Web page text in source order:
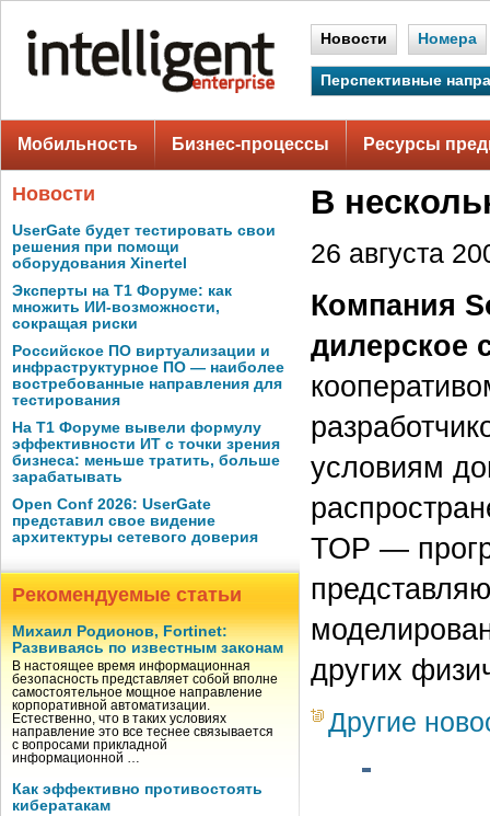
Новости Номера
Перспективные
Мобильность Бизнес-процессы Ресурсы
Новости
UserGate будет тестировать свои
решения при помощи
оборудования Xinertel
Эксперты на Т1 Форуме: как
множить ИИ-возможности,
сокращая риски
Российское ПО виртуализации и
инфраструктурное ПО — наиболее
востребованные направления для
тестирования
На Т1 Форуме вывели формулу
эффективности ИТ с точки зрения
бизнеса: меньше тратить, больше
зарабатывать
Open Conf 2026: UserGate
представил свое видение
архитектуры сетевого доверия
Рекомендуемые статьи
Михаил Родионов, Fortinet:
Развиваясь по известным законам
В настоящее время информационная
безопасность представляет собой вполне
самостоятельное мощное направление
корпоративной автоматизации.
Естественно, что в таких условиях
направление это все теснее связывается
с вопросами прикладной
информационной …
Как эффективно противостоять
кибератакам
В
26 августа
Компания
дилерское
условиям
ТОР —
других
Другие